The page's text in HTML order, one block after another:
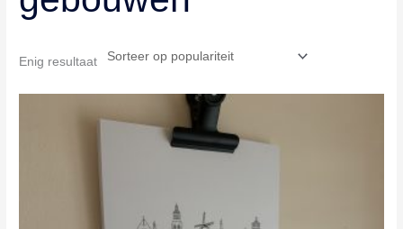
Enig resultaat